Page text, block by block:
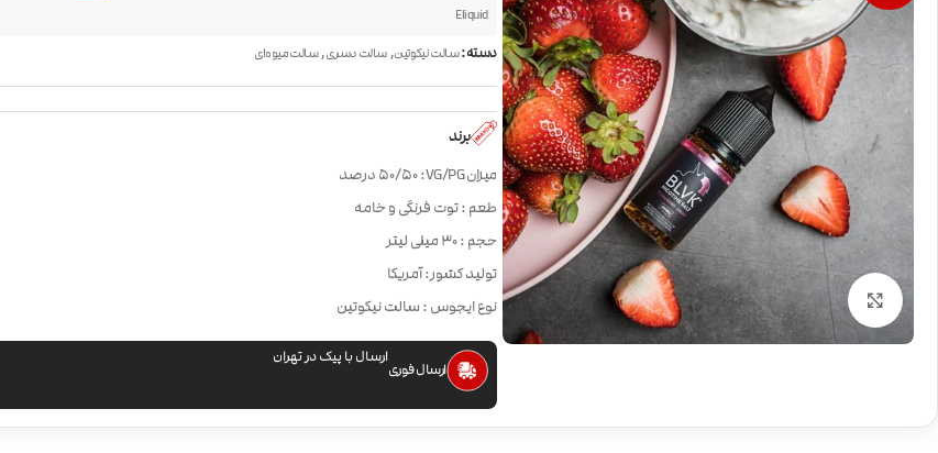
بزرگنمایی تصویر
Eliquid
دسته:سالت نیکوتین, سالت دسری,سالت میوه‌ای
برند
میزان VG/PG:
طعم : توت فرنگی و خامه
حجم : 30 میلی لیتر
تولید کشور: آمریکا
نوع ایجوس : سالت نیکوتین
ارسال فوری
ارسال با پیک در تهران